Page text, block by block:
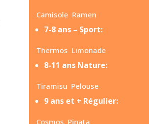
Camisole Ramen
7-8 ans – Sport:
Thermos Limonade
8-11 ans Nature:
Tiramisu Pelouse
9 ans et + Régulier:
Cosmos Pinata